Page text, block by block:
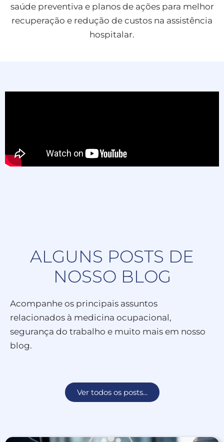
saúde preventiva e planos de ações para melhor
recuperação e redução de custos na assistência
hospitalar.
ALGUNS POSTS DE
NOSSO BLOG
Acompanhe os principais assuntos
relacionados à medicina ocupacional,
segurança do trabalho e muito mais em nosso
blog.
Ver todos os posts...